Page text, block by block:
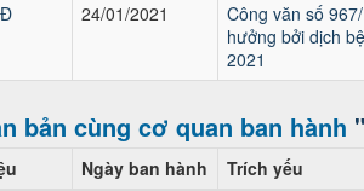
24/01/2021
Công văn số
hưởng bởi dịch
2021
bản cùng cơ quan ban hành
Ngày ban hành Trích yếu